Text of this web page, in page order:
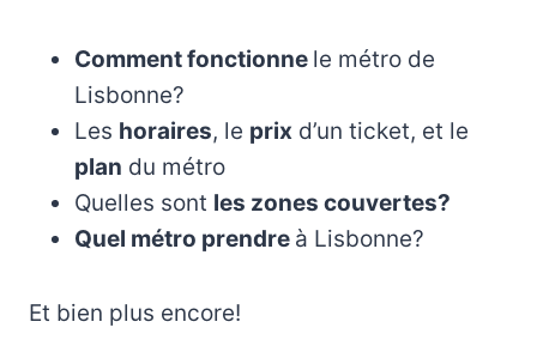
Comment fonctionne le métro de
Lisbonne?
Les horaires, le prix d’un ticket, et le
plan du métro
Quelles sont les zones couvertes?
Quel métro prendre à Lisbonne?
Et bien plus encore!